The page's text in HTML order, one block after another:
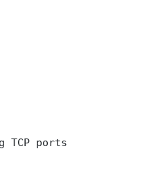
ports